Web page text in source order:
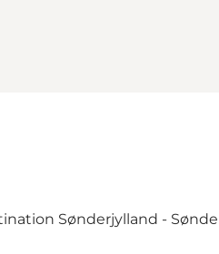
Sønderjylland -